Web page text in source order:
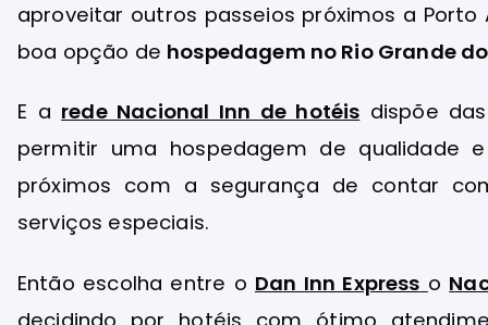
aproveitar outros passeios próximos a
boa opção de hospedagem no Rio Grande
E a rede Nacional Inn de hotéis dispõe
permitir uma hospedagem de qualidade
próximos com a segurança de contar
serviços especiais.
Então escolha entre o Dan Inn Express o